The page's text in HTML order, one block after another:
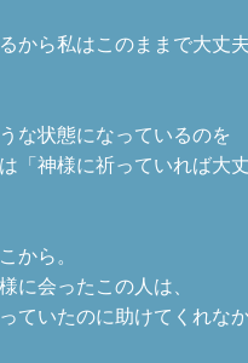
から私はこのままで大丈
な状態になっているのを
「神様に祈っていれば大
から。
に会ったこの人は、
ていたのに助けてくれ